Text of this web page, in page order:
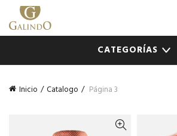
CATEGORÍAS
Inicio Catalogo Página 3